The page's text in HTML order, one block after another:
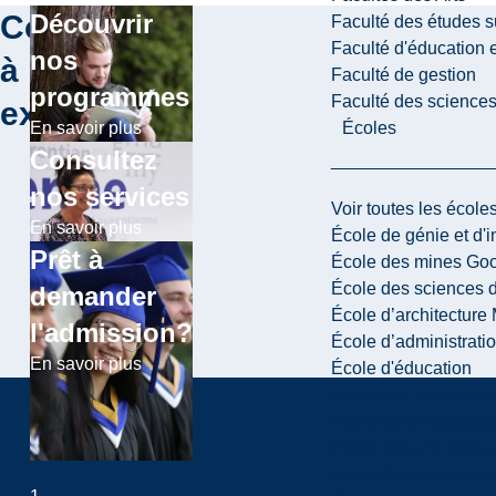
Faculté des études
Faculté d'éducation
Faculté de gestion
Faculté des
Écoles
Voir toutes les
École de génie et
École des mines
École des sciences
École d’architecture
École
École d'éducation
Continuer
à
explorer
Découvrir
nos
programmes
En savoir plus
Consultez
nos services
En savoir plus
Prêt à
demander
l'admission?
En savoir plus